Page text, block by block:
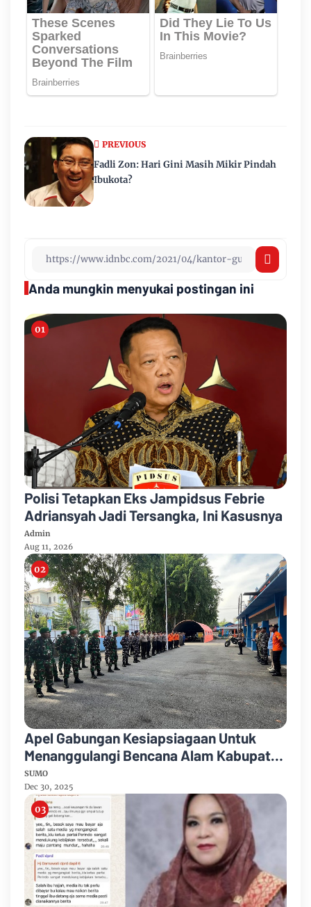
PREVIOUS
Fadli Zon: Hari Gini Masih Mikir Pindah
Ibukota?
Anda mungkin menyukai postingan ini
Polisi Tetapkan Eks Jampidsus Febrie
Adriansyah Jadi Tersangka, Ini Kasusnya
Admin
Aug 11, 2026
Apel Gabungan Kesiapsiagaan Untuk
Menanggulangi Bencana Alam Kabupaten
Bengkalis
SUMO
Dec 30, 2025